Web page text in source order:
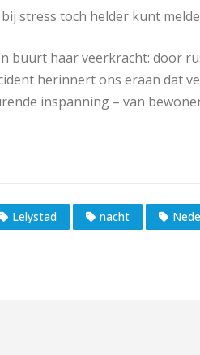
stress toch helder kunt
buurt haar veerkracht: door
herinnert ons eraan dat
inspanning – van
Lelystad nacht